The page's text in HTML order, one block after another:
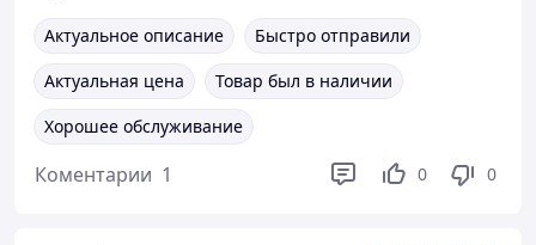
Актуальное описание
Быстро отправили
Актуальная цена
Товар был в наличии
Хорошее обслуживание
Коментарии 1 0 0